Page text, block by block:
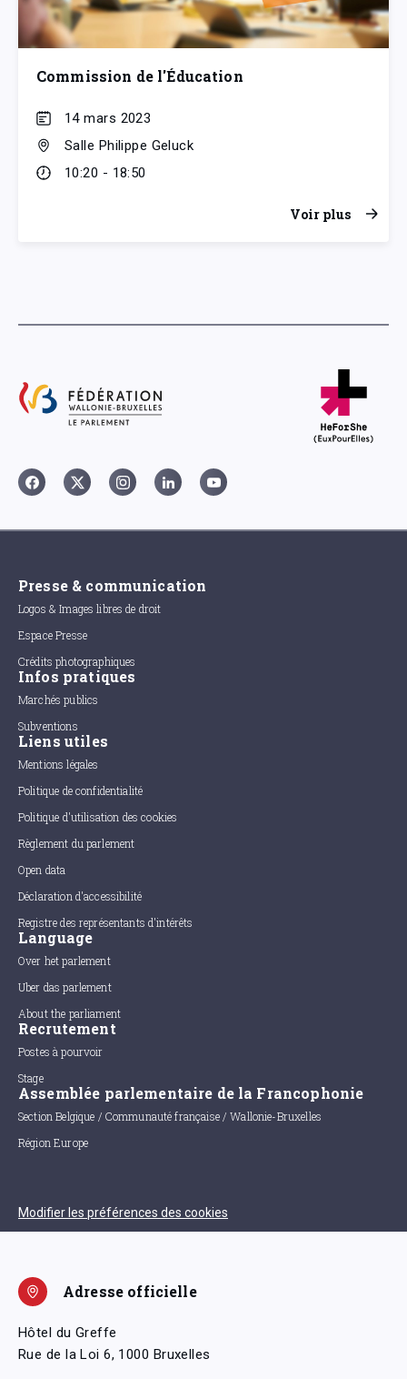
Commission de l'Éducation
14 mars 2023
Salle Philippe Geluck
10:20 - 18:50
Voir plus
Presse & communication
Logos & Images libres de droit
Espace Presse
Crédits photographiques
Infos pratiques
Marchés publics
Subventions
Liens utiles
Mentions légales
Politique de confidentialité
Politique d'utilisation des cookies
Règlement du parlement
Open data
Déclaration d'accessibilité
Registre des représentants d'intérêts
Language
Over het parlement
Uber das parlement
About the parliament
Recrutement
Postes à pourvoir
Stage
Assemblée parlementaire de la Francophonie
Section Belgique / Communauté française / Wallonie-Bruxelles
Région Europe
Modifier les préférences des cookies
Adresse officielle
Hôtel du Greffe
Rue de la Loi 6, 1000 Bruxelles